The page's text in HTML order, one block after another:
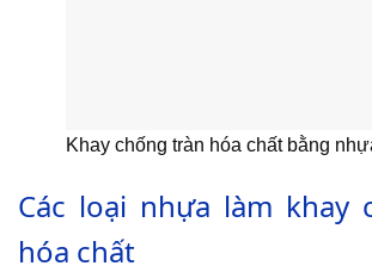
Khay chống tràn hóa chất bằng
Các loại nhựa làm khay
hóa chất